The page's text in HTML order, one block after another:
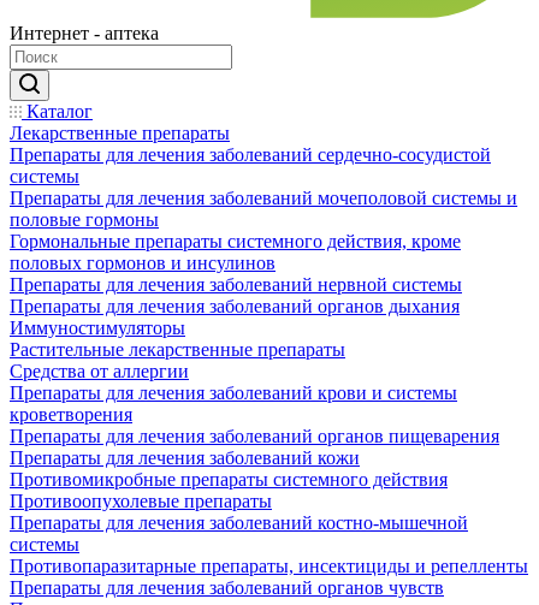
Интернет - аптека
Каталог
Лекарственные препараты
Препараты для лечения заболеваний сердечно-сосудистой
системы
Препараты для лечения заболеваний мочеполовой системы и
половые гормоны
Гормональные препараты системного действия, кроме
половых гормонов и инсулинов
Препараты для лечения заболеваний нервной системы
Препараты для лечения заболеваний органов дыхания
Иммуностимуляторы
Растительные лекарственные препараты
Средства от аллергии
Препараты для лечения заболеваний крови и системы
кроветворения
Препараты для лечения заболеваний органов пищеварения
Препараты для лечения заболеваний кожи
Противомикробные препараты системного действия
Противоопухолевые препараты
Препараты для лечения заболеваний костно-мышечной
системы
Противопаразитарные препараты, инсектициды и репелленты
Препараты для лечения заболеваний органов чувств